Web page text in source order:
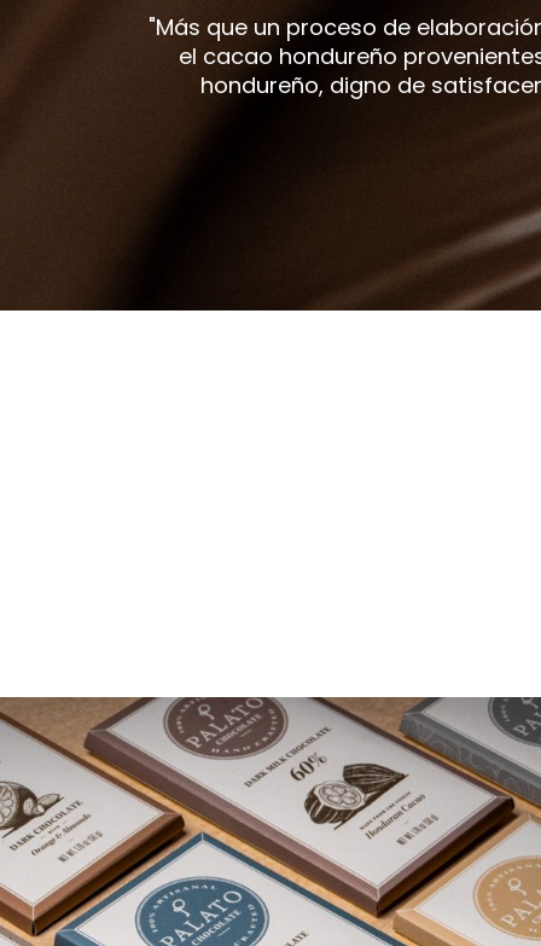
"Más que un proceso de
el cacao hondureño
hondureño, digno de